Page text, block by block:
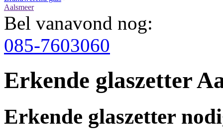
Aalsmeer
Bel vanavond nog:
085-7603060
Erkende glaszetter
Erkende glaszetter